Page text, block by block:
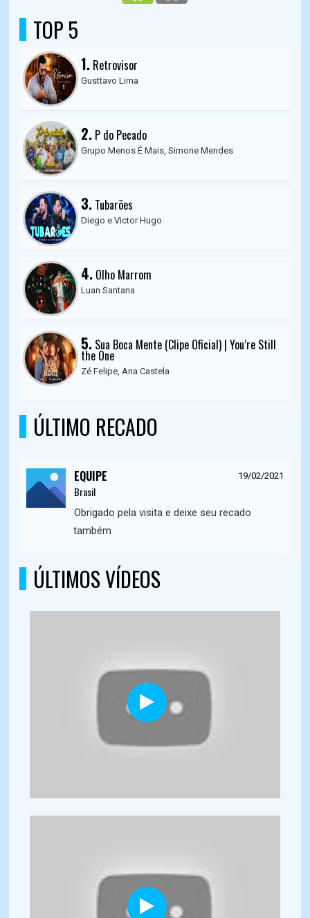
TOP 5
1. Retrovisor
Gusttavo Lima
2. P do Pecado
Grupo Menos É Mais, Simone Mendes
3. Tubarões
Diego e Victor Hugo
4. Olho Marrom
Luan Santana
5. Sua Boca Mente (Clipe Oficial) | You’re Still
the One
Zé Felipe, Ana Castela
ÚLTIMO RECADO
EQUIPE 19/02/2021
Brasil
Obrigado pela visita e deixe seu recado
também
ÚLTIMOS VÍDEOS